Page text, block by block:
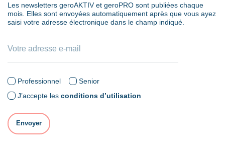
Les newsletters geroAKTIV et geroPRO sont publiées chaque
mois. Elles sont envoyées automatiquement après que vous ayez
saisi votre adresse électronique dans le champ indiqué.
Professionnel
Senior
J’accepte les conditions d’utilisation